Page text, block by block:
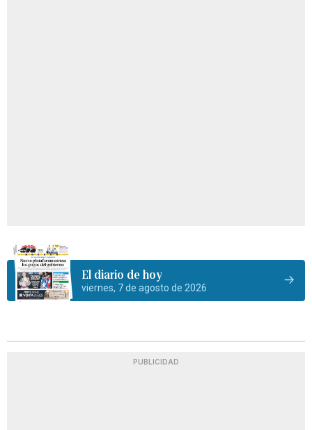
El diario de hoy
viernes, 7 de agosto de 2026
PUBLICIDAD